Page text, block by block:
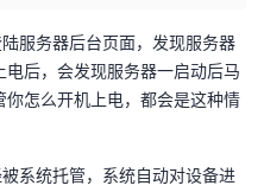
服务器后台页面，发现服务器
后，会发现服务器一启动后马
怎么开机上电，都会是这种情
系统托管，系统自动对设备进